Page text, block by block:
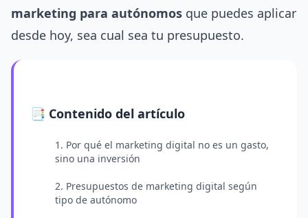
marketing para autónomos que puedes aplicar
desde hoy, sea cual sea tu presupuesto.
📑 Contenido del artículo
1. Por qué el marketing digital no es un gasto,
sino una inversión
2. Presupuestos de marketing digital según
tipo de autónomo